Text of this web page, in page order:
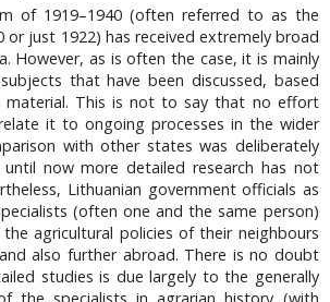
of 1919–1940 (often referred to as the
or just 1922) has received extremely broad
However, as is often the case, it is mainly
that have been discussed, based
material. This is not to say that no effort
it to ongoing processes in the wider
with other states was deliberately
until now more detailed research has not
Lithuanian government officials as
(often one and the same person)
agricultural policies of their neighbours
also further abroad. There is no doubt
studies is due largely to the generally